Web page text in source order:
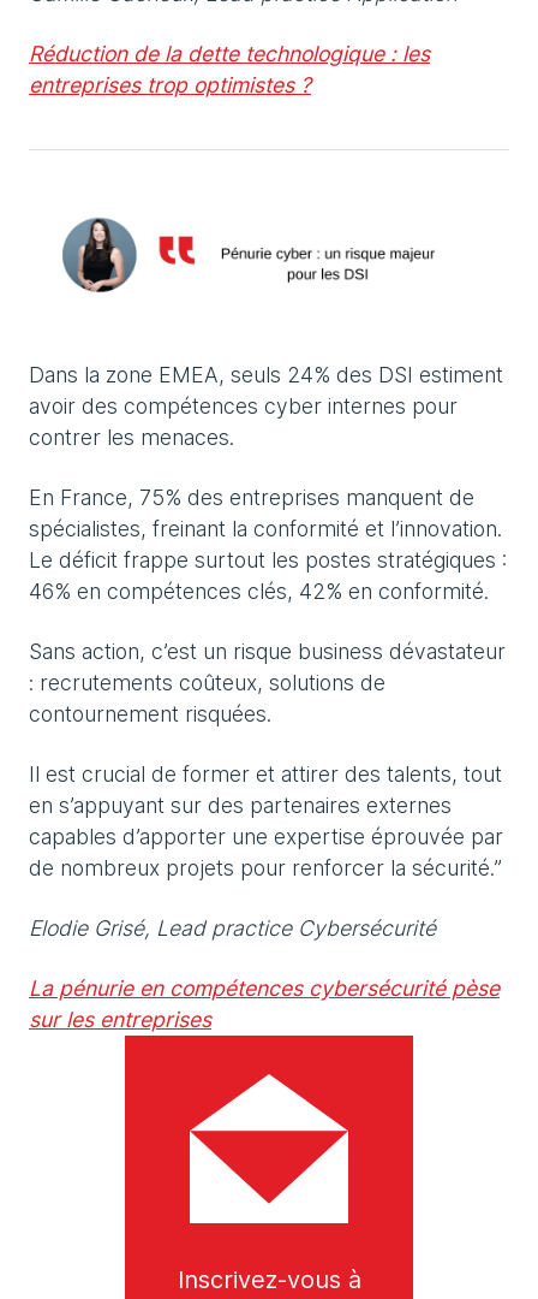
Réduction de la dette technologique : les
entreprises trop optimistes ?
Dans la zone EMEA, seuls 24% des DSI estiment
avoir des compétences cyber internes pour
contrer les menaces.
En France, 75% des entreprises manquent de
spécialistes, freinant la conformité et l’innovation.
Le déficit frappe surtout les postes stratégiques :
46% en compétences clés, 42% en conformité.
Sans action, c’est un risque business dévastateur
: recrutements coûteux, solutions de
contournement risquées.
Il est crucial de former et attirer des talents, tout
en s’appuyant sur des partenaires externes
capables d’apporter une expertise éprouvée par
de nombreux projets pour renforcer la sécurité.”
Elodie Grisé, Lead practice Cybersécurité
La pénurie en compétences cybersécurité pèse
sur les entreprises
Inscrivez-vous à